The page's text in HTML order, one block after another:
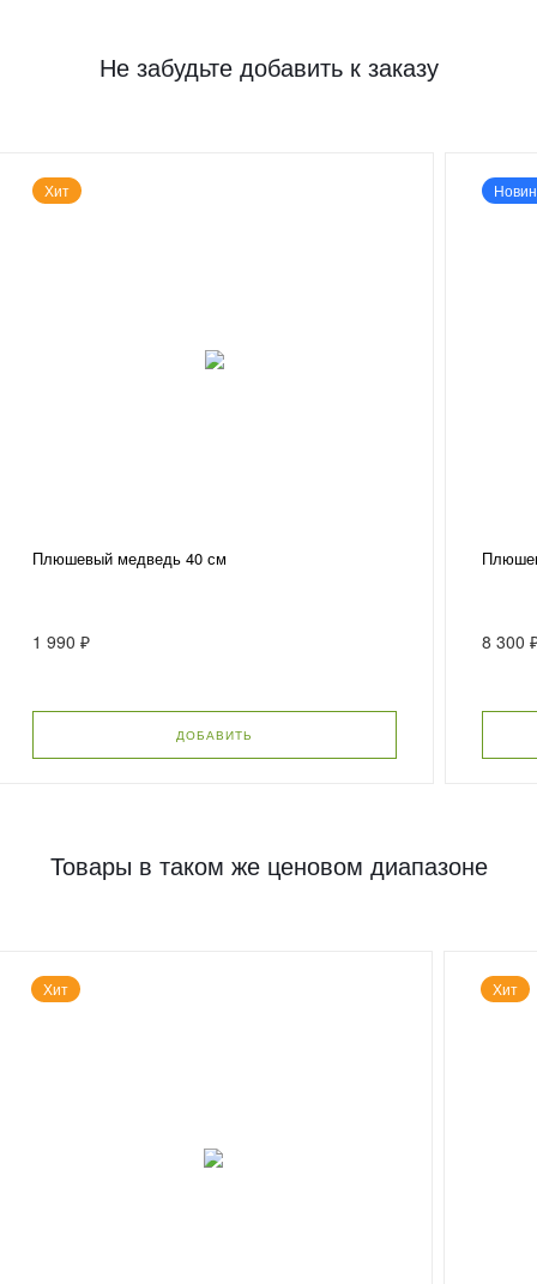
Не забудьте добавить к заказу
Хит
Плюшевый медведь 40 см
1 990 ₽
ДОБАВИТЬ
8 300
Товары в таком же ценовом диапазоне
Хит Хит